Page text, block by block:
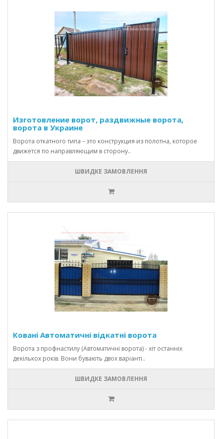
Изготовление ворот, раздвижные ворота,
ворота в Украине
Ворота откатного типа – это конструкция из полотна, которое
движется по направляющим в сторону..
ШВИДКЕ ЗАМОВЛЕННЯ
Ковані Автоматичні відкатні ворота
Ворота з профнастилу (Автоматичні ворота) - хіт останніх
декількох років. Вони бувають двох варіанті..
ШВИДКЕ ЗАМОВЛЕННЯ